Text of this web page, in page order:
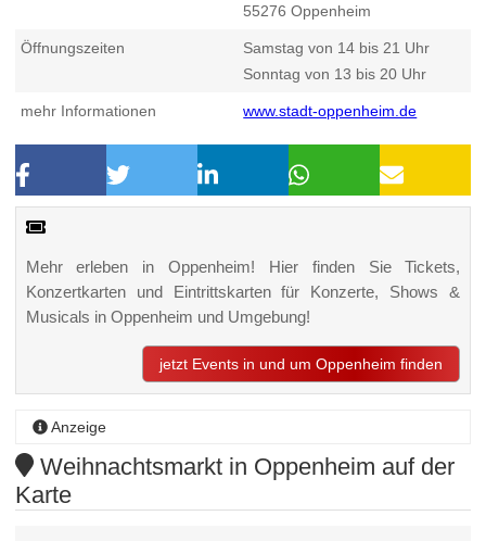
55276 Oppenheim
Öffnungszeiten
Samstag von 14 bis 21 Uhr
Sonntag von 13 bis 20 Uhr
mehr Informationen www.stadt-oppenheim.de
Mehr erleben in Oppenheim! Hier finden Sie Tickets,
Konzertkarten und Eintrittskarten für Konzerte, Shows &
Musicals in Oppenheim und Umgebung!
jetzt Events in und um Oppenheim finden
Anzeige
Weihnachtsmarkt in Oppenheim auf der
Karte